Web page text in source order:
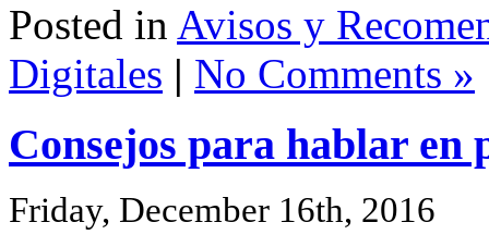
Posted in Avisos y
Digitales | No Comments »
Consejos para hablar en
Friday, December 16th, 2016